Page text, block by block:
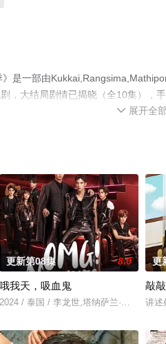
是一部由
，大结局剧情已揭晓（全10集），
息可移步至豆瓣电视剧、电视猫或剧
 展开全部
更新第08集 8.0
哦我天，吸血鬼
2024 / 泰国 / 李龙世,塔纳萨兰·萨姆通莱,
更
敲
讲述